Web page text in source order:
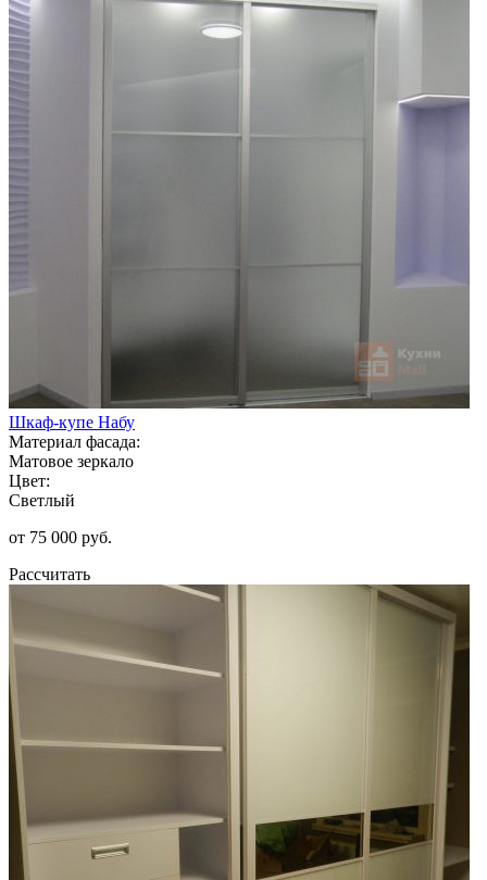
Шкаф-купе Набу
Материал фасада:
Матовое зеркало
Цвет:
Светлый
от 75 000 руб.
Рассчитать